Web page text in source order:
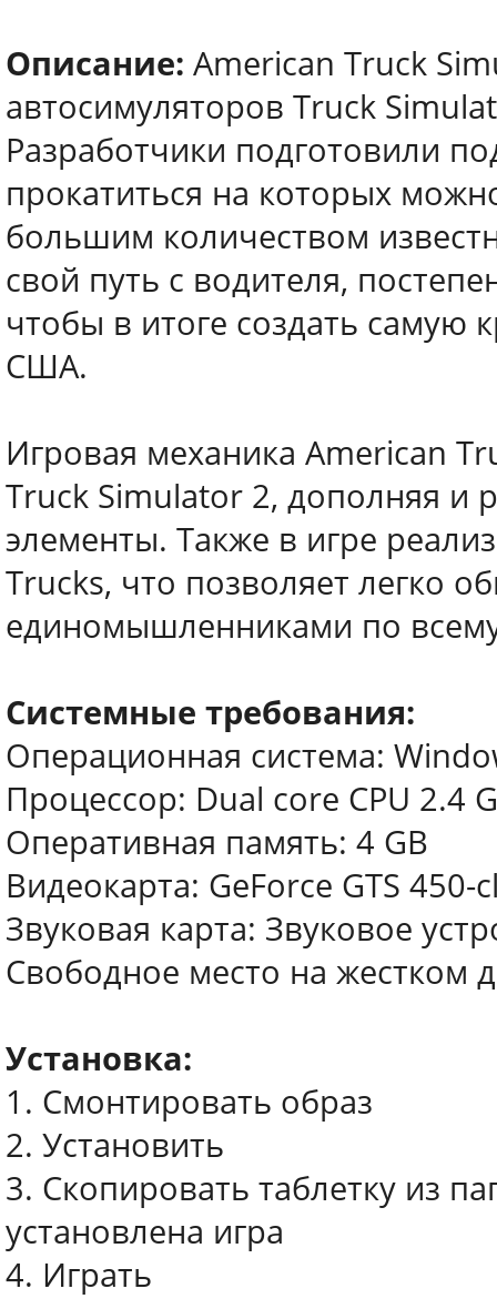
Описание: American Truck
автосимуляторов Truck
Разработчики подготовили
прокатиться на которых
большим количеством
свой путь с водителя,
чтобы в итоге создать
США.
Игровая механика American
Truck Simulator 2, дополняя
элементы. Также в игре
Trucks, что позволяет легко
единомышленниками по
Системные требования:
Операционная система:
Процессор: Dual core CPU 2.4
Оперативная память: 4 GB
Видеокарта: GeForce GTS 450-
Звуковая карта: Звуковое
Свободное место на жестком
Установка:
1. Смонтировать образ
2. Установить
3. Скопировать таблетку из
установлена игра
4. Играть